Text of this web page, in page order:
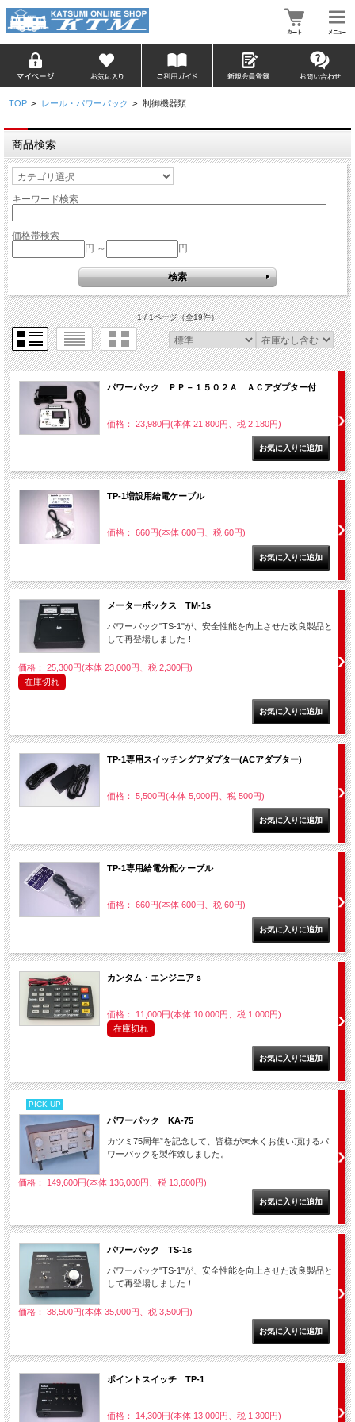
TOP > レール・パワーパック > 制御機器類
商品検索
キーワード検索
価格帯検索
円 ～
円
1 / 1ページ（全19件）
パワーパック ＰＰ－１５０２Ａ ＡＣアダプター付
価格： 23,980円(本体 21,800円、税 2,180円)
TP-1増設用給電ケーブル
価格： 660円(本体 600円、税 60円)
メーターボックス TM-1s
パワーパック"TS-1"が、安全性能を向上させた改良製品と
して再登場しました！
価格： 25,300円(本体 23,000円、税 2,300円)
在庫切れ
TP-1専用スイッチングアダプター(ACアダプター)
価格： 5,500円(本体 5,000円、税 500円)
TP-1専用給電分配ケーブル
価格： 660円(本体 600円、税 60円)
カンタム・エンジニアｓ
価格： 11,000円(本体 10,000円、税 1,000円)
在庫切れ
PICK UP
パワーパック KA-75
カツミ75周年”を記念して、皆様が末永くお使い頂けるパ
ワーパックを製作致しました。
価格： 149,600円(本体 136,000円、税 13,600円)
パワーパック TS-1s
パワーパック"TS-1"が、安全性能を向上させた改良製品と
して再登場しました！
価格： 38,500円(本体 35,000円、税 3,500円)
ポイントスイッチ TP-1
価格： 14,300円(本体 13,000円、税 1,300円)